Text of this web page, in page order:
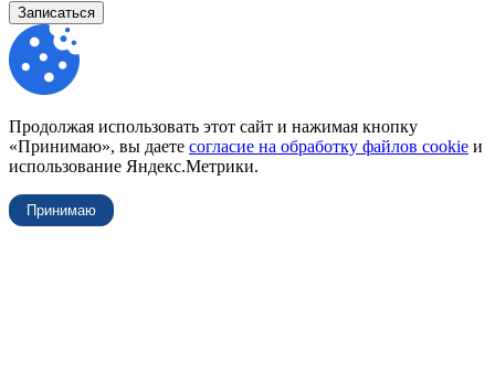
Записаться
Продолжая использовать этот сайт и нажимая кнопку
«Принимаю», вы даете согласие на обработку файлов cookie и
использование Яндекс.Метрики.
Принимаю